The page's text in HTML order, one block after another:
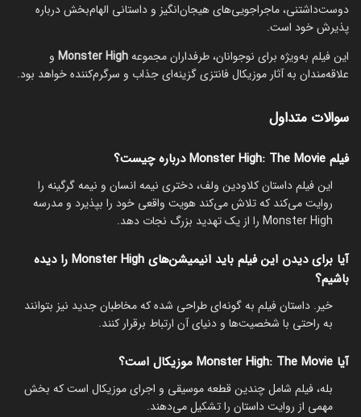
دوست‌داشتنی، ماجراجویی‌های هیجان‌انگیز و داستانی الهام‌بخش درباره
پذیرش خود است.
این فیلم به‌ویژه برای نوجوانان، طرفداران مجموعهMonster High و
علاقه‌مندان به آثار موزیکال فانتزی گزینه‌ای جذاب و سرگرم‌کننده خواهد بود.
سوالات متداول
فیلم Monster High: The Movie درباره چیست؟
این فیلم داستان کلاودین ولف، دختری نیمه انسان و نیمه گرگینه را
روایت می‌کند که تلاش می‌کند هویت واقعی خود را بپذیرد و مدرسه
Monster High را از یک تهدید بزرگ نجات دهد.
آیا برای دیدن این فیلم باید انیمیشن‌های Monster High را دیده
باشیم؟
خیر. داستان فیلم به گونه‌ای طراحی شده که مخاطبان جدید نیز بتوانند
به راحتی با شخصیت‌ها و دنیای آن ارتباط برقرار کنند.
آیا Monster High: The Movie موزیکال است؟
بله، فیلم شامل چندین قطعه موسیقی و اجرای موزیکال است که بخش
مهمی از روایت داستان را تشکیل می‌دهند.